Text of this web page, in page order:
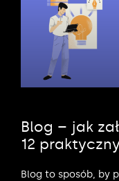
Blog – jak
12
Blog to sposób, by